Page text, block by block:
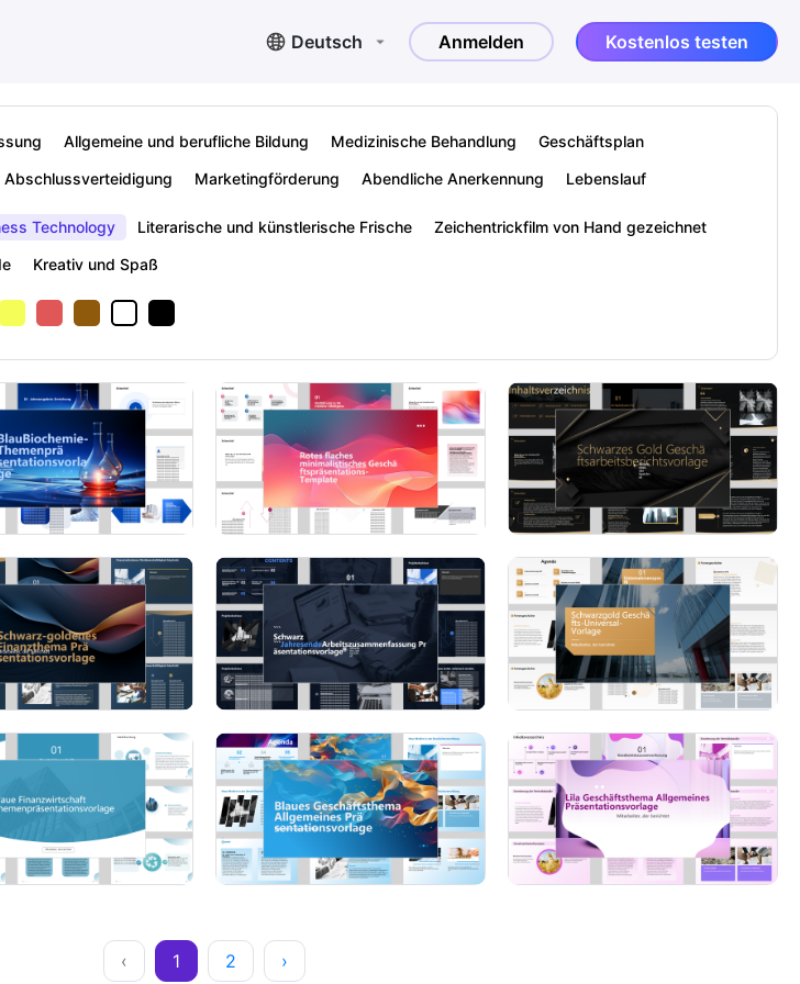
Deutsch Anmelden Kostenlos testen
Allgemeine und berufliche Bildung Medizinische Behandlung
Geschäftsplan
Abschlussverteidigung Marketingförderung Abendliche Anerkennung Lebenslauf
Technology Literarische und künstlerische Frische
Zeichentrickfilm von Hand gezeichnet
Kreativ und Spaß
‹ 1 2 ›